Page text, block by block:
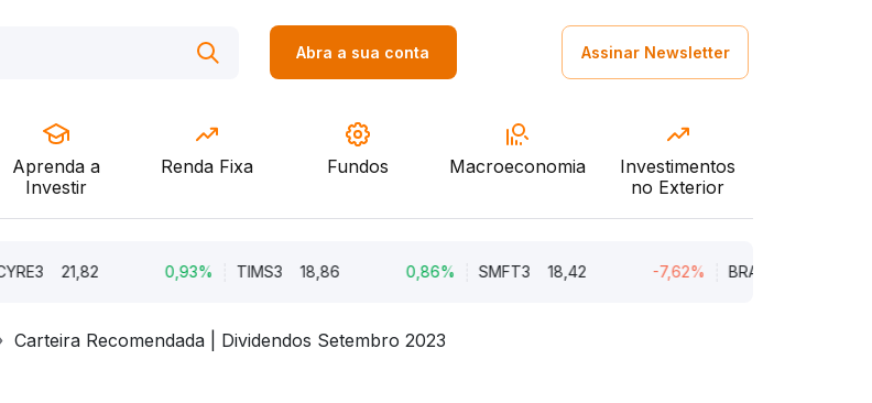
Abra a sua conta Assinar Newsletter
Aprenda a
Investir
Renda Fixa Fundos Macroeconomia
Investimentos
no Exterior
21,82 0,93% TIMS3 18,86 0,86% SMFT3 18,42 -7,62% BRAV3 18,45
Carteira Recomendada | Dividendos Setembro 2023